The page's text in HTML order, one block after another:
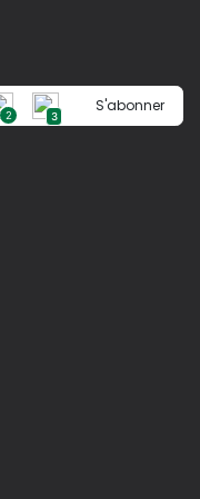
2 3
S'abonner